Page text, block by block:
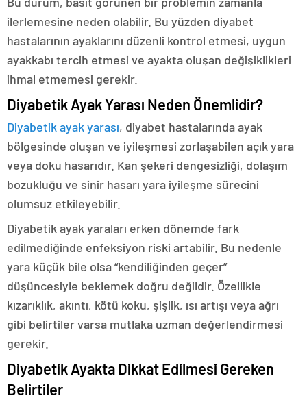
ilerlemesine neden olabilir. Bu yüzden diyabet
hastalarının ayaklarını düzenli kontrol etmesi, uygun
ayakkabı tercih etmesi ve ayakta oluşan değişiklikleri
ihmal etmemesi gerekir.
Diyabetik Ayak Yarası Neden Önemlidir?
Diyabetik ayak yarası, diyabet hastalarında ayak
bölgesinde oluşan ve iyileşmesi zorlaşabilen açık yara
veya doku hasarıdır. Kan şekeri dengesizliği, dolaşım
bozukluğu ve sinir hasarı yara iyileşme sürecini
olumsuz etkileyebilir.
Diyabetik ayak yaraları erken dönemde fark
edilmediğinde enfeksiyon riski artabilir. Bu nedenle
yara küçük bile olsa “kendiliğinden geçer”
düşüncesiyle beklemek doğru değildir. Özellikle
kızarıklık, akıntı, kötü koku, şişlik, ısı artışı veya ağrı
gibi belirtiler varsa mutlaka uzman değerlendirmesi
gerekir.
Diyabetik Ayakta Dikkat Edilmesi Gereken
Belirtiler